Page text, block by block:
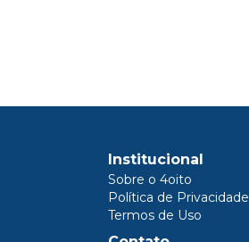
Institucional
Sobre o 4oito
Política de Privacidade
Termos de Uso